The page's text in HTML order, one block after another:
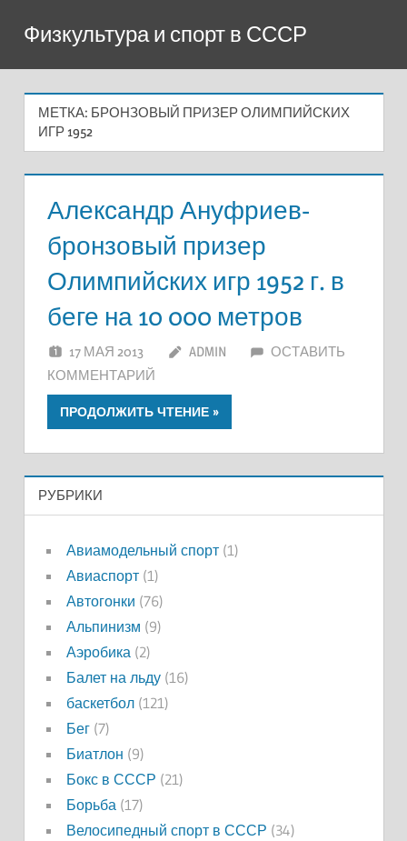
содержимому
Физкультура и спорт в СССР
МЕТКА: БРОНЗОВЫЙ ПРИЗЕР ОЛИМПИЙСКИХ
ИГР 1952
Александр Ануфриев-
бронзовый призер
Олимпийских игр 1952 г. в
беге на 10 000 метров
17 МАЯ 2013 ADMIN
ОСТАВИТЬ
КОММЕНТАРИЙ
ПРОДОЛЖИТЬ ЧТЕНИЕ
РУБРИКИ
Авиамодельный спорт(1)
Авиаспорт(1)
Автогонки (76)
Альпинизм (9)
Аэробика(2)
Балет на льду(16)
баскетбол(121)
Бег(7)
Биатлон (9)
Бокс в СССР (21)
Борьба(17)
Велосипедный спорт в СССР (34)